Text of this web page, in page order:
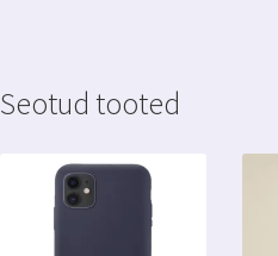
Seotud tooted